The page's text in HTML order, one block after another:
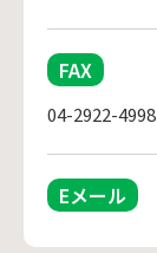
FAX
04-2922-4998
Eメール